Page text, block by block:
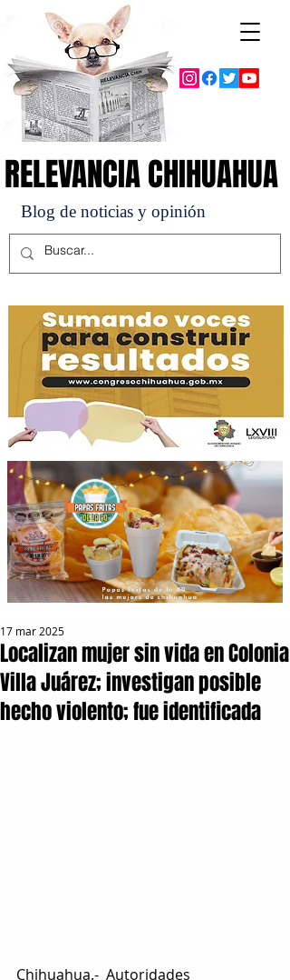
Blog de noticias y opinión
RELEVANCIA CHIHUAHUA
RELEVANCIA CHIHUAHUA
Localizan mujer sin vida en Colonia
Villa Juárez; investigan posible
hecho violento; fue identificada
17 mar 2025
Chihuahua.-  Autoridades